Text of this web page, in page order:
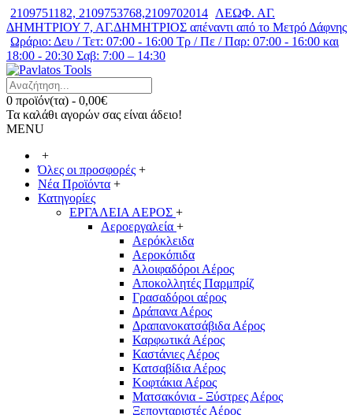
2109751182, 2109753768,2109702014 ΛΕΩΦ. ΑΓ.
ΔΗΜΗΤΡΙΟΥ 7, ΑΓ.ΔΗΜΗΤΡΙΟΣ απέναντι από το Μετρό Δάφνης
Ωράριο: Δευ / Τετ: 07:00 - 16:00 Τρ / Πε / Παρ: 07:00 - 16:00 και
18:00 - 20:30 Σαβ: 7:00 – 14:30
0 προϊόν(τα) - 0,00€
Τα καλάθι αγορών σας είναι άδειο!
MENU
+
Όλες οι προσφορές +
Νέα Προϊόντα +
Κατηγορίες
ΕΡΓΑΛΕΙΑ ΑΕΡΟΣ +
Αεροεργαλεία +
Αερόκλειδα
Αεροκόπιδα
Αλοιφαδόροι Αέρος
Αποκολλητές Παρμπρίζ
Γρασαδόροι αέρος
Δράπανα Αέρος
Δραπανοκατσάβιδα Αέρος
Καρφωτικά Αέρος
Καστάνιες Αέρος
Κατσαβίδια Αέρος
Κοφτάκια Αέρος
Ματσακόνια - Ξύστρες Αέρος
Ξεπονταριστές Αέρος